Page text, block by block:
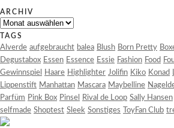
ARCHIV
Archiv
TAGS
Alverde aufgebraucht balea Blush Born Pretty
Degustabox Essen Essence Essie Fashion Food
Gewinnspiel
Haare Highlighter Jolifin Kiko Konad
Lippenstift Manhattan Mascara Maybelline
Parfüm Pink Box Pinsel Rival de Loop Sally Hansen
selfmade Shoptest Sleek Sonstiges ToyFan Club